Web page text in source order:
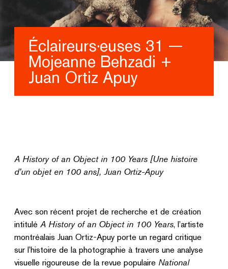
Éclaireurs·euses 31 —
Mojeanne Behzadi +
Juan Ortiz Apuy
A History of an Object in 100 Years [Une histoire
d’un objet en 100 ans], Juan Ortiz-Apuy
Avec son récent projet de recherche et de création
intitulé A History of an Object in 100 Years, l’artiste
montréalais Juan Ortiz-Apuy porte un regard critique
sur l’histoire de la photographie à travers une analyse
visuelle rigoureuse de la revue populaire National